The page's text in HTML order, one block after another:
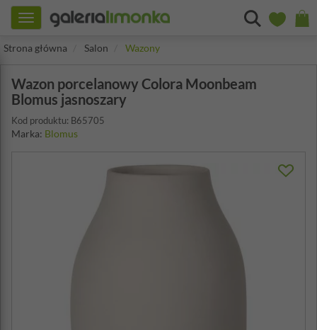
Toggle
navigation
Strona główna
Salon Wazony
Wazon porcelanowy Colora Moonbeam
Blomus jasnoszary
Kod produktu: B65705
Marka: Blomus